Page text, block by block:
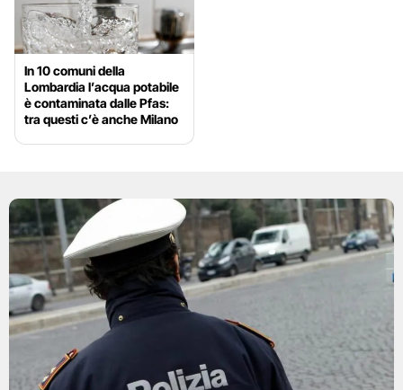
In 10 comuni della
Lombardia l’acqua potabile
è contaminata dalle Pfas:
tra questi c’è anche Milano